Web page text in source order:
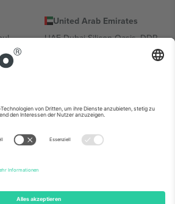
United Arab Emirates
UAE Dubai Silicon Oasis, DDP
Building A1, Office 302, Dubai,
Plattformanbieters kann je nach
auf der jeweiligen Veranstaltungsseite, im